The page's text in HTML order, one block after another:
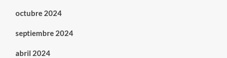
octubre 2024
septiembre 2024
abril 2024